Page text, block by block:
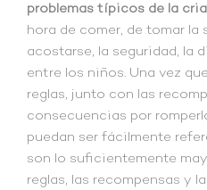
problemas típicos de la
hora de comer, de tomar la
acostarse, la seguridad, la
entre los niños. Una vez
reglas, junto con las
consecuencias por
puedan ser fácilmente
son lo suficientemente
reglas, las recompensas y